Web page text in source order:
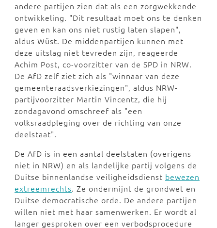
andere partijen zien dat als een zorgwekkende
ontwikkeling. "Dit resultaat moet ons te denken
geven en kan ons niet rustig laten slapen",
aldus Wüst. De middenpartijen kunnen met
deze uitslag niet tevreden zijn, reageerde
Achim Post, co-voorzitter van de SPD in NRW.
De AfD zelf ziet zich als "winnaar van deze
gemeenteraadsverkiezingen", aldus NRW-
partijvoorzitter Martin Vincentz, die hij
zondagavond omschreef als "een
volksraadpleging over de richting van onze
deelstaat".
De AfD is in een aantal deelstaten (overigens
niet in NRW) en als landelijke partij volgens de
Duitse binnenlandse veiligheidsdienst bewezen
extreemrechts. Ze ondermijnt de grondwet en
Duitse democratische orde. De andere partijen
willen niet met haar samenwerken. Er wordt al
langer gesproken over een verbodsprocedure